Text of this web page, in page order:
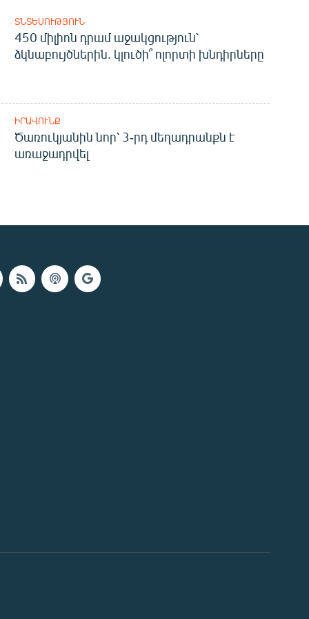
ՏՆՏԵՍՈՒԹՅՈՒՆ
450 միլիոն դրամ աջակցություն՝
ձկնաբույծներին. կլուծի՞ ոլորտի խնդիրները
ԻՐԱՎՈՒՆՔ
Ծառուկյանին նոր՝ 3-րդ մեղադրանքն է
առաջադրվել